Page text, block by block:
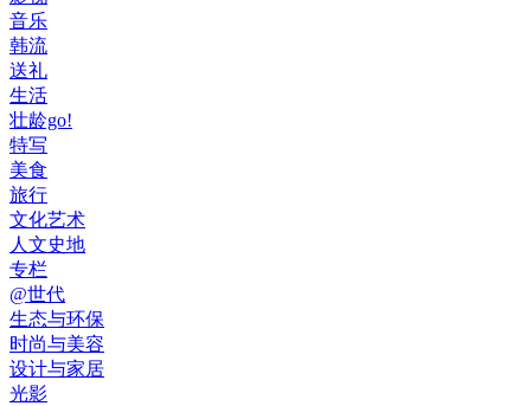
音乐
韩流
送礼
生活
壮龄go!
特写
美食
旅行
文化艺术
人文史地
专栏
@世代
生态与环保
时尚与美容
设计与家居
光影